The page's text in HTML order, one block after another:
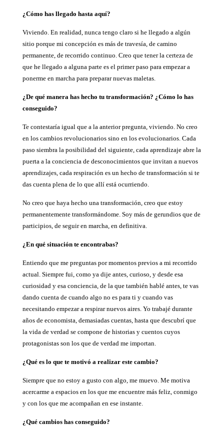
¿Cómo has llegado hasta aquí?
Viviendo. En realidad, nunca tengo claro si he llegado a algún
sitio porque mi concepción es más de travesía, de camino
permanente, de recorrido continuo. Creo que tener la certeza de
que he llegado a alguna parte es el primer paso para empezar a
ponerme en marcha para preparar nuevas maletas.
¿De qué manera has hecho tu transformación? ¿Cómo lo has
conseguido?
Te contestaría igual que a la anterior pregunta, viviendo. No creo
en los cambios revolucionarios sino en los evolucionarios. Cada
paso siembra la posibilidad del siguiente, cada aprendizaje abre la
puerta a la conciencia de desconocimientos que invitan a nuevos
aprendizajes, cada respiración es un hecho de transformación si te
das cuenta plena de lo que allí está ocurriendo.
No creo que haya hecho una transformación, creo que estoy
permanentemente transformándome. Soy más de gerundios que de
participios, de seguir en marcha, en definitiva.
¿En qué situación te encontrabas?
Entiendo que me preguntas por momentos previos a mi recorrido
actual. Siempre fui, como ya dije antes, curioso, y desde esa
curiosidad y esa conciencia, de la que también hablé antes, te vas
dando cuenta de cuando algo no es para ti y cuando vas
necesitando empezar a respirar nuevos aires. Yo trabajé durante
años de economista, demasiadas cuentas, hasta que descubrí que
la vida de verdad se compone de historias y cuentos cuyos
protagonistas son los que de verdad me importan.
¿Qué es lo que te motivó a realizar este cambio?
Siempre que no estoy a gusto con algo, me muevo. Me motiva
acercarme a espacios en los que me encuentre más feliz, conmigo
y con los que me acompañan en ese instante.
¿Qué cambios has conseguido?